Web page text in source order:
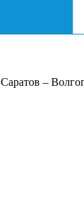
Саратов –